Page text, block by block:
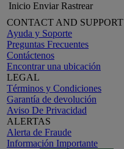
Inicio Enviar Rastrear
CONTACT AND SUPPORT
Ayuda y Soporte
Preguntas Frecuentes
Contáctenos
Encontrar una ubicación
LEGAL
Términos y Condiciones
Garantía de devolución
Aviso De Privacidad
ALERTAS
Alerta de Fraude
Información Importante